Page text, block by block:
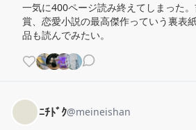
一気に400ページ読み終えてしまった
賞、恋愛小説の最高傑作っていう裏表
品も読んでみたい。
ﾆﾁﾄﾞｸ@meineishan